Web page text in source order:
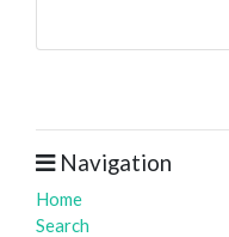
Navigation
Home
Search